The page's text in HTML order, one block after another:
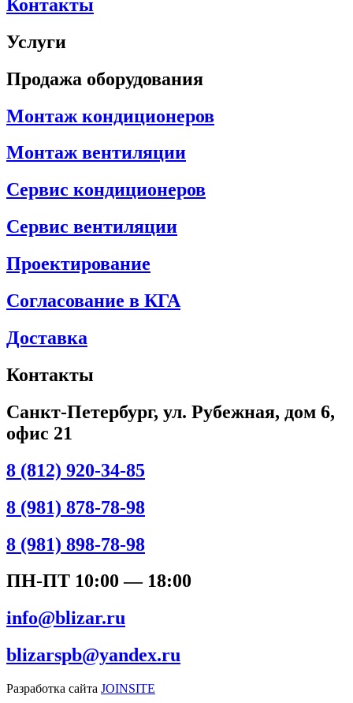
Контакты
Услуги
Продажа оборудования
Монтаж кондиционеров
Монтаж вентиляции
Сервис кондиционеров
Сервис вентиляции
Проектирование
Согласование в КГА
Доставка
Контакты
Санкт-Петербург, ул. Рубежная, дом 6,
офис 21
8 (812) 920-34-85
8 (981) 878-78-98
8 (981) 898-78-98
ПН-ПТ 10:00 — 18:00
info@blizar.ru
blizarspb@yandex.ru
Разработка сайта JOINSITE